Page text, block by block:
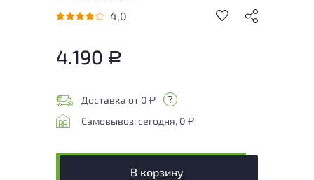
4,0
4.190 Р
Доставка от 0 Р
Самовывоз: сегодня, 0 Р
В корзину